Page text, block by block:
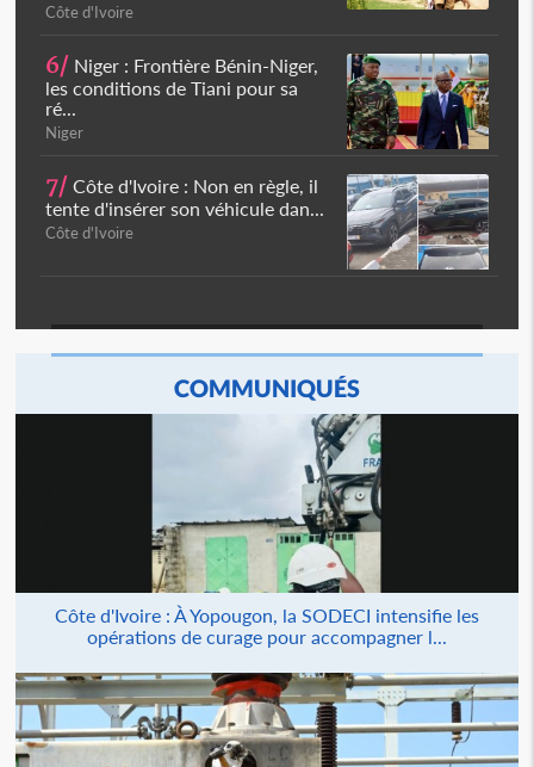
Côte d'Ivoire
6/ Niger : Frontière Bénin-Niger,
les conditions de Tiani pour sa
ré...
Niger
7/ Côte d'Ivoire : Non en règle, il
tente d'insérer son véhicule dan...
Côte d'Ivoire
COMMUNIQUÉS
Côte d'Ivoire : À Yopougon, la SODECI intensifie les
opérations de curage pour accompagner l...